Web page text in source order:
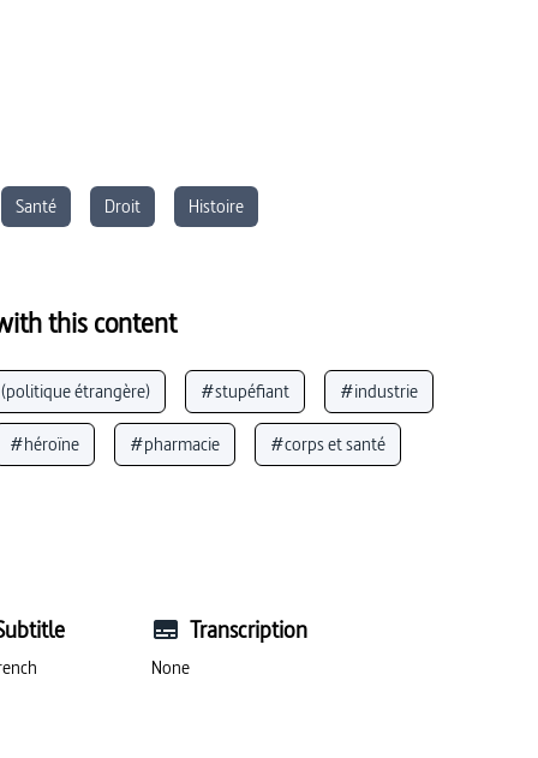
Santé Droit Histoire
this content
étrangère) #stupéfiant #industrie
#héroïne #pharmacie #corps et santé
Transcription
None